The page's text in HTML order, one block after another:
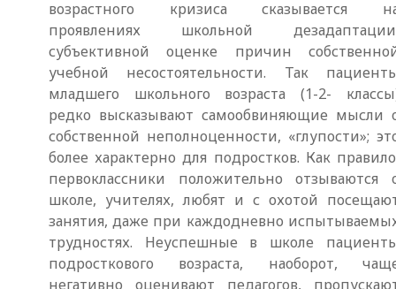
возрастного кризиса сказывается
проявлениях школьной
субъективной оценке причин
учебной несостоятельности. Так
младшего школьного возраста (1-2-
редко высказывают самообвиняющие мысли
собственной неполноценности, «глупости»;
более характерно для подростков. Как
первоклассники положительно отзываются
школе, учителях, любят и с охотой
занятия, даже при каждодневно
трудностях. Неуспешные в школе
подросткового возраста, наоборот,
негативно оценивают педагогов,